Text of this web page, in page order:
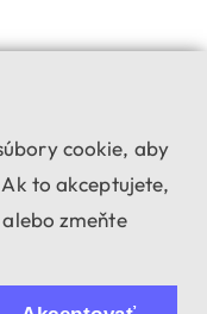
cookie, aby
to akceptujete,
zmeňte